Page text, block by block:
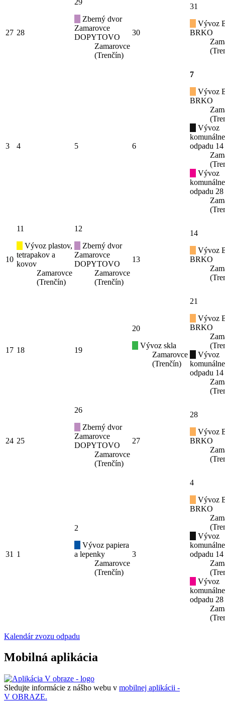
27 28
Zberný dvor
Zamarovce
DOPYTOVO
Zamarovce
(Trenčín)
30
31
Vývoz
BRKO
3 4 5 6
7
Vývoz
BRKO
Vývoz
odpadu
Vývoz
odpadu
10
11
Vývoz plastov,
tetrapakov a
kovov
Zamarovce
(Trenčín)
12
Zberný dvor
Zamarovce
DOPYTOVO
Zamarovce
(Trenčín)
13
14
Vývoz
BRKO
17 18 19
20
Vývoz skla
Zamarovce
(Trenčín)
21
Vývoz
BRKO
Vývoz
odpadu
24 25
26
Zberný dvor
Zamarovce
DOPYTOVO
Zamarovce
(Trenčín)
27
28
Vývoz
BRKO
31 1
2
Vývoz papiera
a lepenky
Zamarovce
(Trenčín)
3
4
Vývoz
BRKO
Vývoz
odpadu
Vývoz
odpadu
Kalendár zvozu odpadu
Mobilná aplikácia
Sledujte informácie z nášho webu v mobilnej aplikácii -
V OBRAZE.